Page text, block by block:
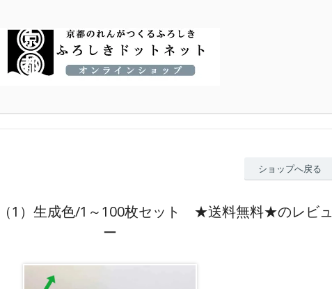
ショップへ戻る
1）生成色/1～100枚セット ★送料無料★のレビュ
ー